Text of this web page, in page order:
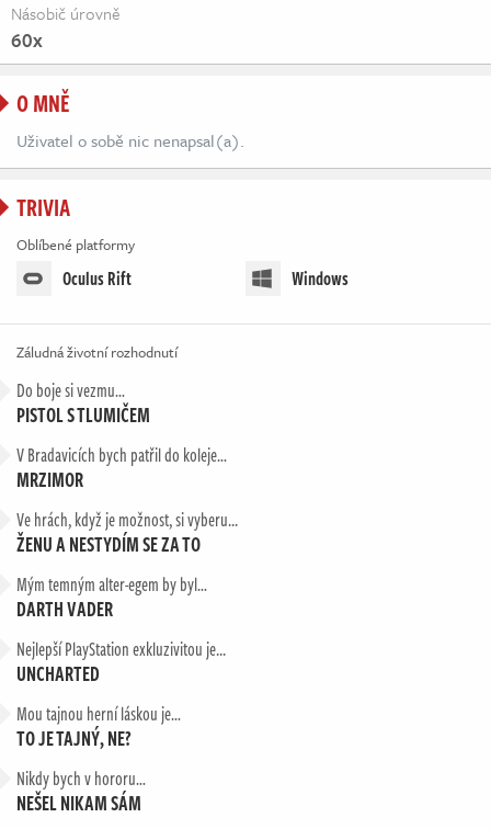
Násobič úrovně
60x
O MNĚ
Uživatel o sobě nic nenapsal(a).
TRIVIA
Oblíbené platformy
Oculus Rift Windows
Záludná životní rozhodnutí
Do boje si vezmu…
PISTOL S TLUMIČEM
V Bradavicích bych patřil do koleje…
MRZIMOR
Ve hrách, když je možnost, si vyberu...
ŽENU A NESTYDÍM SE ZA TO
Mým temným alter-egem by byl…
DARTH VADER
Nejlepší PlayStation exkluzivitou je...
UNCHARTED
Mou tajnou herní láskou je…
TO JE TAJNÝ, NE?
Nikdy bych v hororu…
NEŠEL NIKAM SÁM